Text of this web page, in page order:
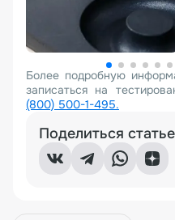
Более подробную
записаться на
(800) 500-1-495.
Поделиться